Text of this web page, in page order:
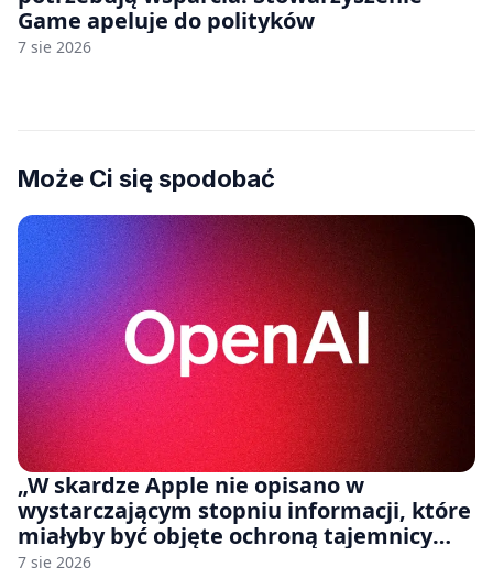
Game apeluje do polityków
7 sie 2026
Może Ci się spodobać
„W skardze Apple nie opisano w
wystarczającym stopniu informacji, które
miałyby być objęte ochroną tajemnicy
handlowej”. OpenAI żąda odrzucenia
7 sie 2026